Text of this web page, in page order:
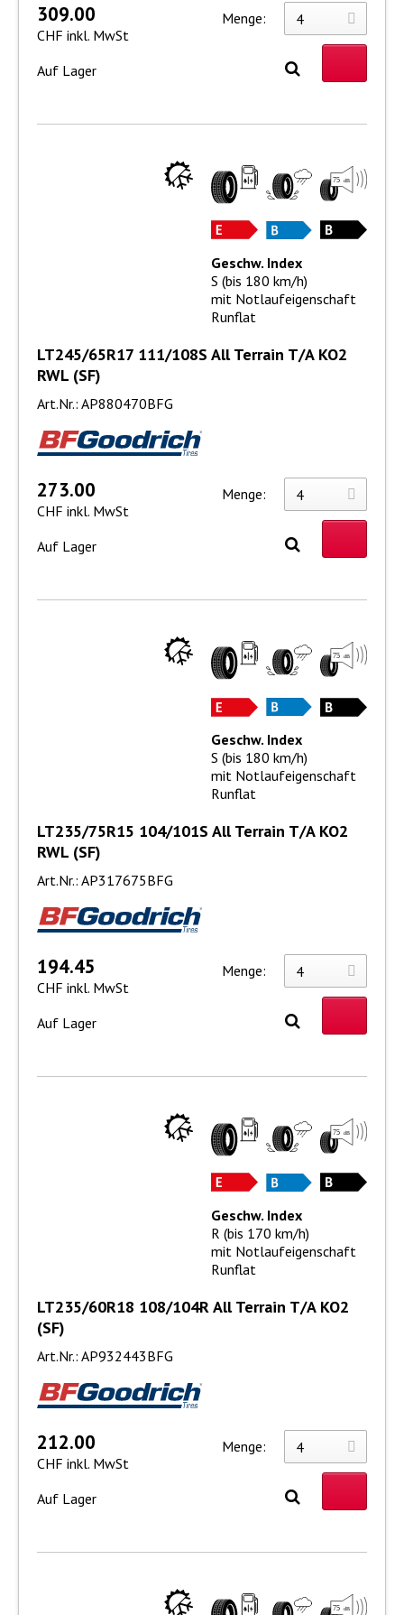
309.00
CHF inkl. MwSt
Menge:
Auf Lager
LT245/65R17 111/108S All Terrain T/A KO2
RWL (SF)
Art.Nr.: AP880470BFG
Geschw. Index
S (bis 180 km/h)
mit Notlaufeigenschaft
Runflat
273.00
CHF inkl. MwSt
Menge:
Auf Lager
LT235/75R15 104/101S All Terrain T/A KO2
RWL (SF)
Art.Nr.: AP317675BFG
Geschw. Index
S (bis 180 km/h)
mit Notlaufeigenschaft
Runflat
194.45
CHF inkl. MwSt
Menge:
Auf Lager
LT235/60R18 108/104R All Terrain T/A KO2
(SF)
Art.Nr.: AP932443BFG
Geschw. Index
R (bis 170 km/h)
mit Notlaufeigenschaft
Runflat
212.00
CHF inkl. MwSt
Menge:
Auf Lager